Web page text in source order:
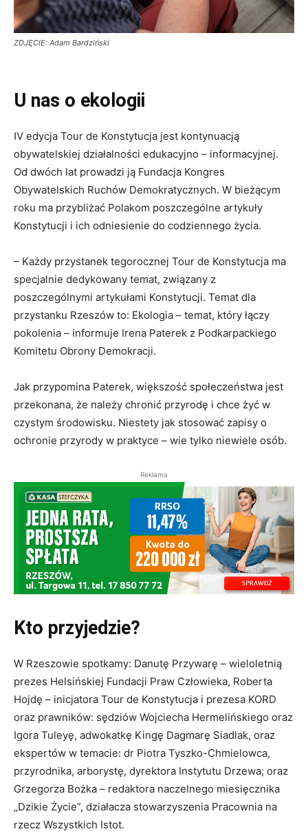
ZDJĘCIE: Adam Bardziński
U nas o ekologii
IV edycja Tour de Konstytucja jest kontynuacją
obywatelskiej działalności edukacyjno – informacyjnej.
Od dwóch lat prowadzi ją Fundacja Kongres
Obywatelskich Ruchów Demokratycznych. W bieżącym
roku ma przybliżać Polakom poszczególne artykuły
Konstytucji i ich odniesienie do codziennego życia.
– Każdy przystanek tegorocznej Tour de Konstytucja ma
specjalnie dedykowany temat, związany z
poszczególnymi artykułami Konstytucji. Temat dla
przystanku Rzeszów to: Ekologia – temat, który łączy
pokolenia – informuje Irena Paterek z Podkarpackiego
Komitetu Obrony Demokracji.
Jak przypomina Paterek, większość społeczeństwa jest
przekonana, że należy chronić przyrodę i chce żyć w
czystym środowisku. Niestety jak stosować zapisy o
ochronie przyrody w praktyce – wie tylko niewiele osób.
Reklama
Kto przyjedzie?
W Rzeszowie spotkamy: Danutę Przywarę – wieloletnią
prezes Helsińskiej Fundacji Praw Człowieka, Roberta
Hojdę – inicjatora Tour de Konstytucja i prezesa KORD
oraz prawników: sędziów Wojciecha Hermelińskiego oraz
Igora Tuleyę, adwokatkę Kingę Dagmarę Siadlak, oraz
ekspertów w temacie: dr Piotra Tyszko-Chmielowca,
przyrodnika, arborystę, dyrektora Instytutu Drzewa; oraz
Grzegorza Bożka – redaktora naczelnego miesięcznika
„Dzikie Życie”, działacza stowarzyszenia Pracownia na
rzecz Wszystkich Istot.